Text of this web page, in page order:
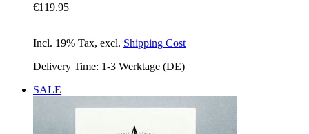
€119.95
Incl. 19% Tax, excl. Shipping Cost
Delivery Time: 1-3 Werktage (DE)
SALE